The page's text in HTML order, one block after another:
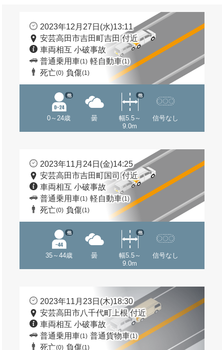
2023年12月27日(水)13:11
安芸高田市吉田町吉田 付近
車両相互 小破事故
普通乗用車(1) 軽自動車(1)
死亡(0) 負傷(1)
0～24歳
他
曇
幅5.5～
9.0m
他
信号なし
2023年11月24日(金)14:25
安芸高田市吉田町国司 付近
車両相互 小破事故
普通乗用車(1) 軽自動車(1)
死亡(0) 負傷(1)
35～44歳
他
曇
幅5.5～
9.0m
他
信号なし
2023年11月23日(木)18:30
安芸高田市八千代町上根 付近
車両相互 小破事故
普通乗用車(1) 普通貨物車(1)
死亡(0) 負傷(1)